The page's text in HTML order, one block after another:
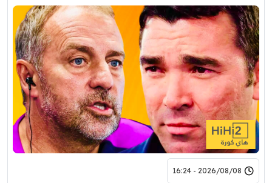
2026/08/08 - 16:24